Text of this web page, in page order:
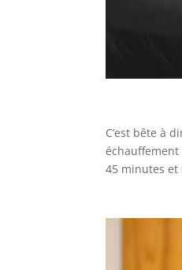
C’est bête à
échauffement
45 minutes